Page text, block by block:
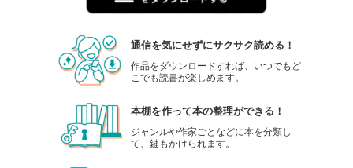
通信を気にせずにサクサク読める！
作品をダウンロードすれば、いつでもど
こでも読書が楽しめます。
本棚を作って本の整理ができる！
ジャンルや作家ごとなどに本を分類し
て、鍵もかけられます。